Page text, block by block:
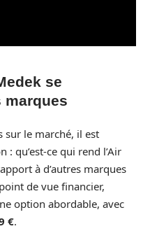
se
marques
le marché, il est
: qu’est-ce qui rend l’Air
à d’autres marques
de vue financier,
option abordable, avec
€.